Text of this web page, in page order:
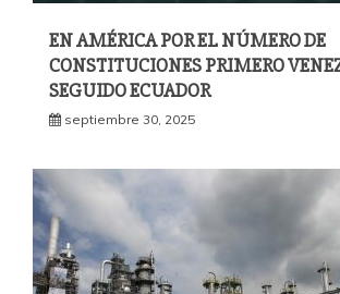
EN AMÉRICA POR EL NÚMERO DE
CONSTITUCIONES PRIMERO
SEGUIDO ECUADOR
septiembre 30, 2025